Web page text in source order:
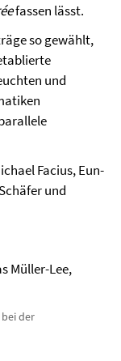
fassen lässt.
so gewählt,
und
Facius, Eun-
und
Müller-Lee,
der